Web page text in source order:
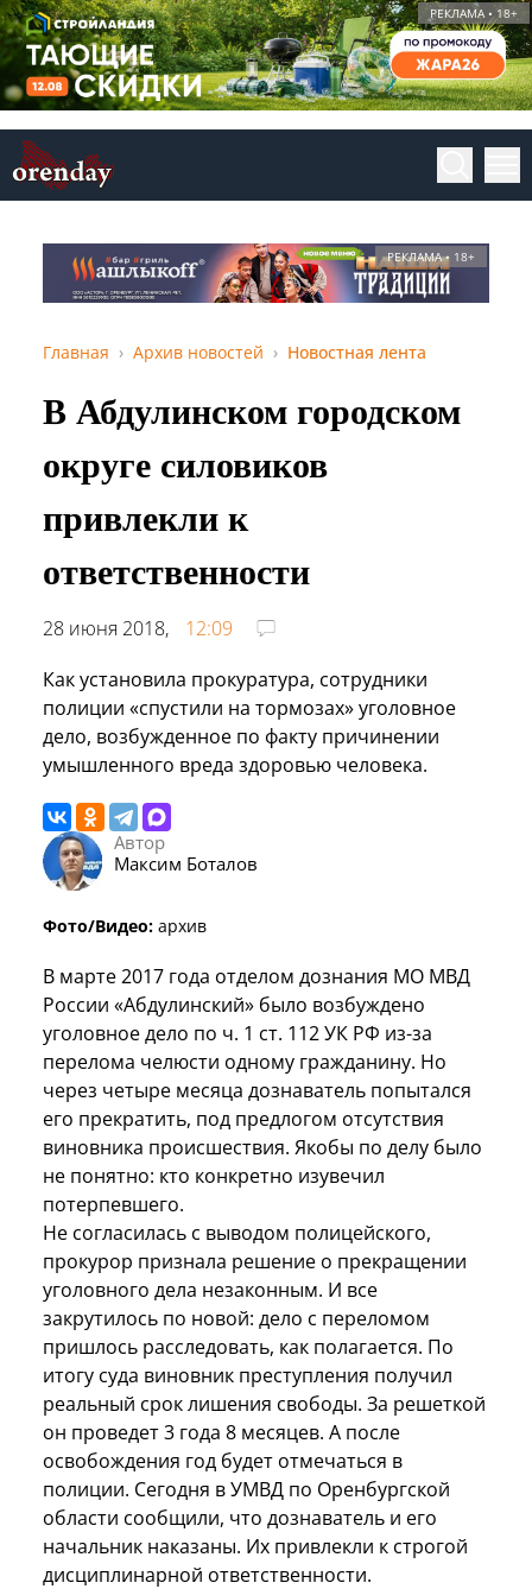
РЕКЛАМА • 18+
РЕКЛАМА • 18+
Главная Архив новостей Новостная лента
В Абдулинском городском
округе силовиков
привлекли к
ответственности
28 июня 2018,
12:09
Как установила прокуратура, сотрудники
полиции «спустили на тормозах» уголовное
дело, возбужденное по факту причинении
умышленного вреда здоровью человека.
Автор
Максим Боталов
Фото/Видео: архив
В марте 2017 года отделом дознания МО МВД
России «Абдулинский» было возбуждено
уголовное дело по ч. 1 ст. 112 УК РФ из-за
перелома челюсти одному гражданину. Но
через четыре месяца дознаватель попытался
его прекратить, под предлогом отсутствия
виновника происшествия. Якобы по делу было
не понятно: кто конкретно изувечил
потерпевшего.
Не согласилась с выводом полицейского,
прокурор признала решение о прекращении
уголовного дела незаконным. И все
закрутилось по новой: дело с переломом
пришлось расследовать, как полагается. По
итогу суда виновник преступления получил
реальный срок лишения свободы. За решеткой
он проведет 3 года 8 месяцев. А после
освобождения год будет отмечаться в
полиции. Сегодня в УМВД по Оренбургской
области сообщили, что дознаватель и его
начальник наказаны. Их привлекли к строгой
дисциплинарной ответственности.